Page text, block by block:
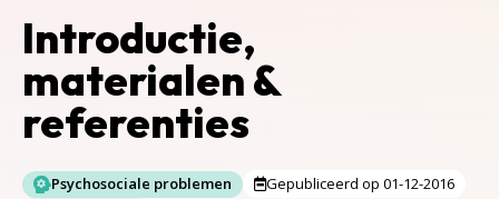
Introductie,
materialen &
referenties
Psychosociale problemen
Gepubliceerd op 01-12-2016